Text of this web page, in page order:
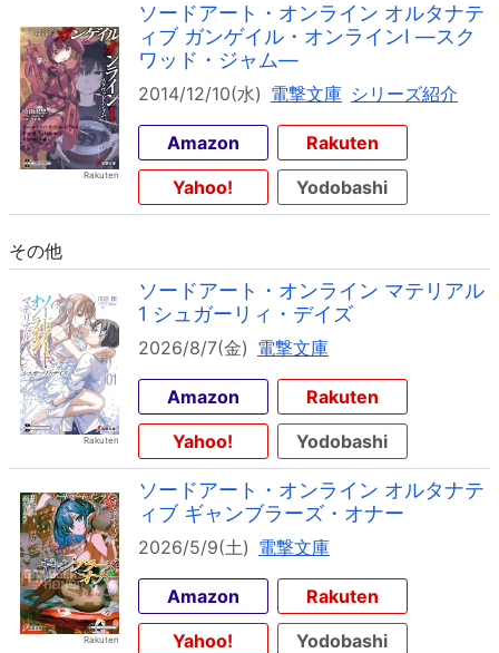
ソードアート・オンライン オルタナテ
ィブ ガンゲイル・オンラインI ―スク
ワッド・ジャム―
2014/12/10(水) 電撃文庫 シリーズ紹介
Amazon
Rakuten
Yahoo!
Yodobashi
その他
ソードアート・オンライン マテリアル
1 シュガーリィ・デイズ
2026/8/7(金) 電撃文庫
Amazon
Rakuten
Yahoo!
Yodobashi
ソードアート・オンライン オルタナテ
ィブ ギャンブラーズ・オナー
2026/5/9(土) 電撃文庫
Amazon
Rakuten
Yahoo!
Yodobashi